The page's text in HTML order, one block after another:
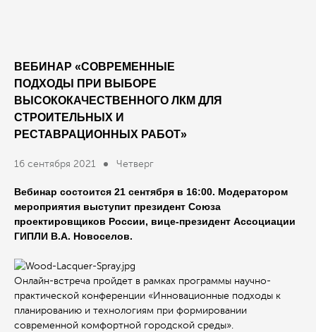
ВЕБИНАР «СОВРЕМЕННЫЕ
ПОДХОДЫ ПРИ ВЫБОРЕ
ВЫСОКОКАЧЕСТВЕННОГО ЛКМ ДЛЯ
СТРОИТЕЛЬНЫХ И
РЕСТАВРАЦИОННЫХ РАБОТ»
16 сентября 2021 Четверг
Вебинар состоится 21 сентября в 16:00. Модератором
мероприятия выступит президент Союза
проектировщиков России, вице-президент Ассоциации
ГИПЛИ В.А. Новоселов.
Онлайн-встреча пройдет в рамках программы научно-
практической конференции «Инновационные подходы к
планированию и технологиям при формировании
современной комфортной городской среды».